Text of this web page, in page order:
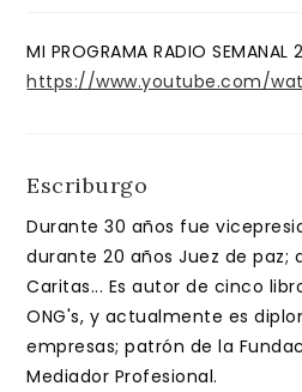
entrada:
MI PROGRAMA RADIO SEMANAL
https://www.youtube.com/
Escriburgo
Durante 30 años fue
durante 20 años Juez de paz;
Caritas... Es autor de cinco
ONG's, y actualmente es
empresas; patrón de la
Mediador Profesional.